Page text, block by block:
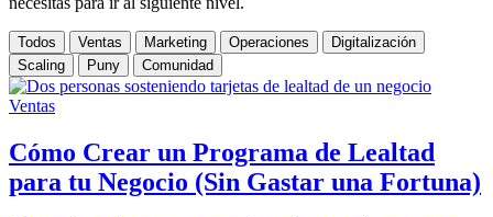
Todos Ventas Marketing Operaciones
Digitalización
Scaling
Puny Comunidad
Ventas
Cómo Crear un Programa de Lealtad
para tu Negocio (Sin Gastar una Fortuna)